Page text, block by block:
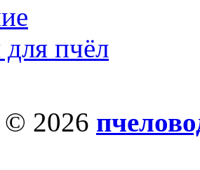
пчёл
2026